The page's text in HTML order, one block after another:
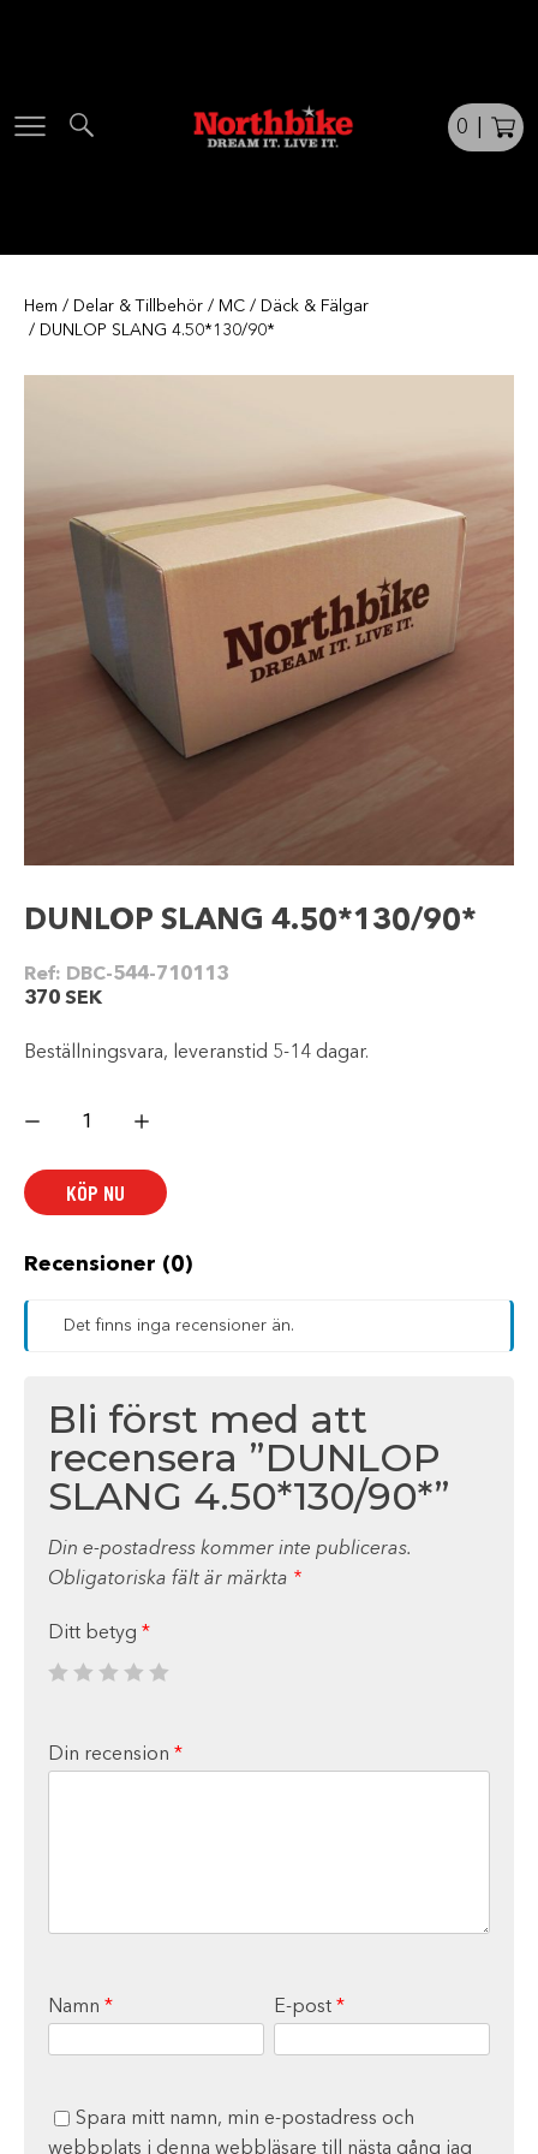
0
Hem / Delar & Tillbehör / MC / Däck & Fälgar
/ DUNLOP SLANG 4.50*130/90*
DUNLOP SLANG 4.50*130/90*
Ref: DBC-544-710113
370 SEK
Beställningsvara, leveranstid 5-14 dagar.
SLANG
KÖP NU
Recensioner (0)
Det finns inga recensioner än.
Bli först med att
recensera ”DUNLOP
SLANG 4.50*130/90*”
Din e-postadress kommer inte publiceras.
Obligatoriska fält är märkta *
Ditt betyg *
Din recension *
Namn * E-post *
Spara mitt namn, min e-postadress och
webbplats i denna webbläsare till nästa gång jag